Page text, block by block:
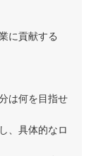
に貢献する
は何を目指せ
、具体的なロ